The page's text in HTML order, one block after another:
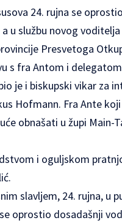
24. rujna se
u službu novog
Presvetoga
s fra Antom i
je i biskupski vikar za
Hofmann. Fra Ante
obnašati u župi Main-
i oguljskom
slavljem, 24. rujna, u
oprostio dosadašnji